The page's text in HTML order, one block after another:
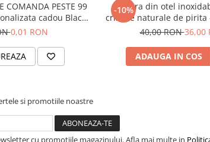
COMANDA PESTE 99
cadou Black
Yang
0,01 RON
-10%
Bratara din otel
cristale naturale de pirita
prosperitate,
40,00 RON36,00
ADAUGA IN COS
si promotiile noastre
cu promotiile magazinului. Afla mai multe in